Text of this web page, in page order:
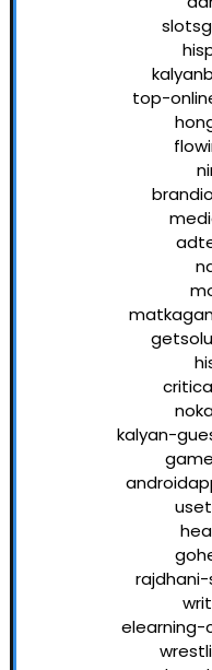
top-
kalyan-
elearning-